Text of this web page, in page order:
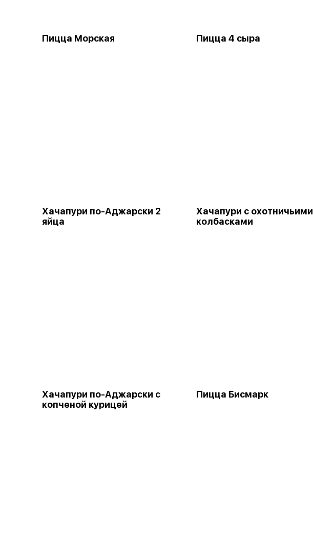
Пицца Морская Пицца 4 сыра
Хачапури по-Аджарски 2
яйца
Хачапури с охотничьими
колбасками
Хачапури по-Аджарски с
копченой курицей
Пицца Бисмарк